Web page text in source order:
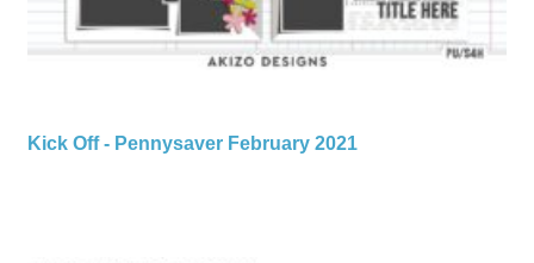
Kick Off - Pennysaver February 2021